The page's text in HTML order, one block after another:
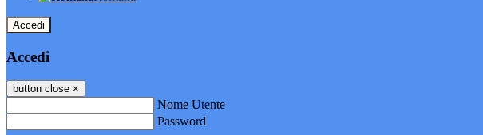
Accedi
Accedi
button close ×
Nome Utente
Password